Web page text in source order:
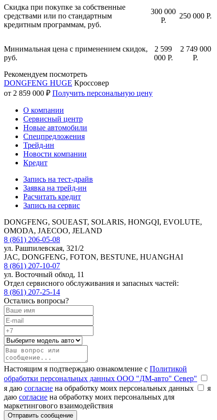
Скидка при покупке за собственные
средствами или по стандартным
кредитным программам, руб.
300 000
P.
250 000 Р.
Минимальная цена с применением скидок,
руб.
2 599
000 Р.
2 749 000
P.
Рекомендуем посмотреть
DONGFENG HUGE Кроссовер
от 2 859 000 ₽ Получить персональную цену
О компании
Сервисный центр
Новые автомобили
Cпецпредложения
Трейд-ин
Новости компании
Кредит
Запись на тест-драйв
Заявка на трейд-ин
Расчитать кредит
Запись на сервис
DONGFENG, SOUEAST, SOLARIS, HONGQI, EVOLUTE,
OMODA, JAECOO, JELAND
8 (861) 206-05-08
ул. Рашпилевская, 321/2
JAC, DONGFENG, FOTON, BESTUNE, HUANGHAI
8 (861) 207-10-07
ул. Восточный обход, 11
Отдел сервисного обслуживания и запасных частей:
8 (861) 207-25-14
Остались вопросы?
Настоящим я подтверждаю ознакомление с Политикой
обработки персональных данных ООО "ДМ-авто" Север"
я даю согласие на обработку моих персональных данных
я
даю согласие на обработку моих персональных для
маркетингового взаимодействия